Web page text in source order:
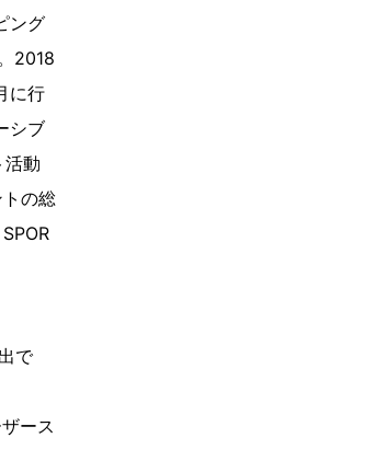
ング
2018
に行
シブ
活動
の総
で
ース